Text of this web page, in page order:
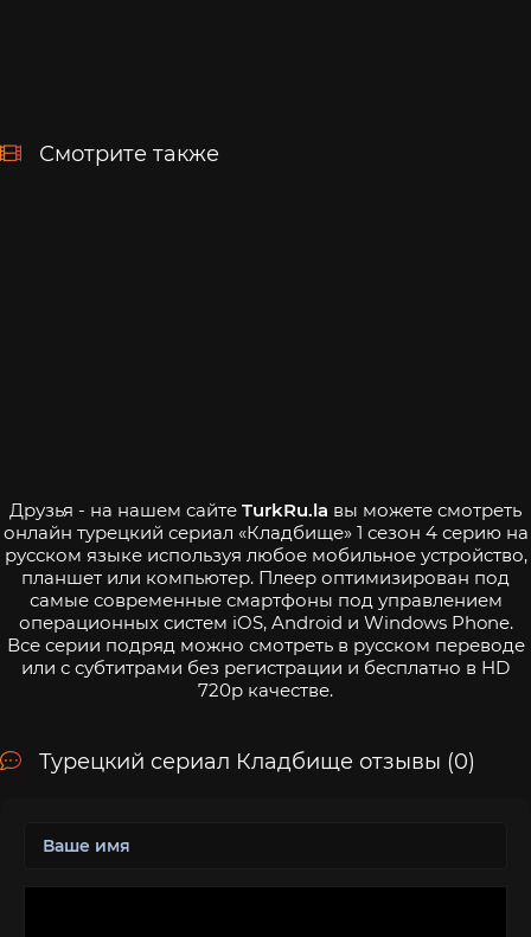
Смотрите также
Друзья - на нашем сайте TurkRu.la вы можете смотреть
онлайн турецкий сериал «Кладбище» 1 сезон 4 серию на
русском языке используя любое мобильное устройство,
планшет или компьютер. Плеер оптимизирован под
самые современные смартфоны под управлением
операционных систем iOS, Android и Windows Phone.
Все серии подряд можно смотреть в русском переводе
или с субтитрами без регистрации и бесплатно в HD
720p качестве.
Турецкий сериал Кладбище отзывы (0)